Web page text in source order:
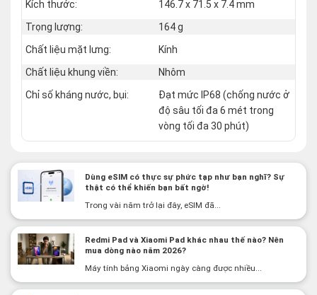
Kích thước:
146.7 x 71.5 x 7.4 mm
Trọng lượng:
164 g
Chất liệu mặt lưng:
Kính
Chất liệu khung viền:
Nhôm
Chỉ số kháng nước, bụi:
Đạt mức IP68 (chống nước ở
độ sâu tối đa 6 mét trong
vòng tối đa 30 phút)
Dùng eSIM có thực sự phức tạp như bạn nghĩ? Sự
thật có thể khiến bạn bất ngờ!
Trong vài năm trở lại đây, eSIM đã...
Redmi Pad và Xiaomi Pad khác nhau thế nào? Nên
mua dòng nào năm 2026?
Máy tính bảng Xiaomi ngày càng được nhiều...